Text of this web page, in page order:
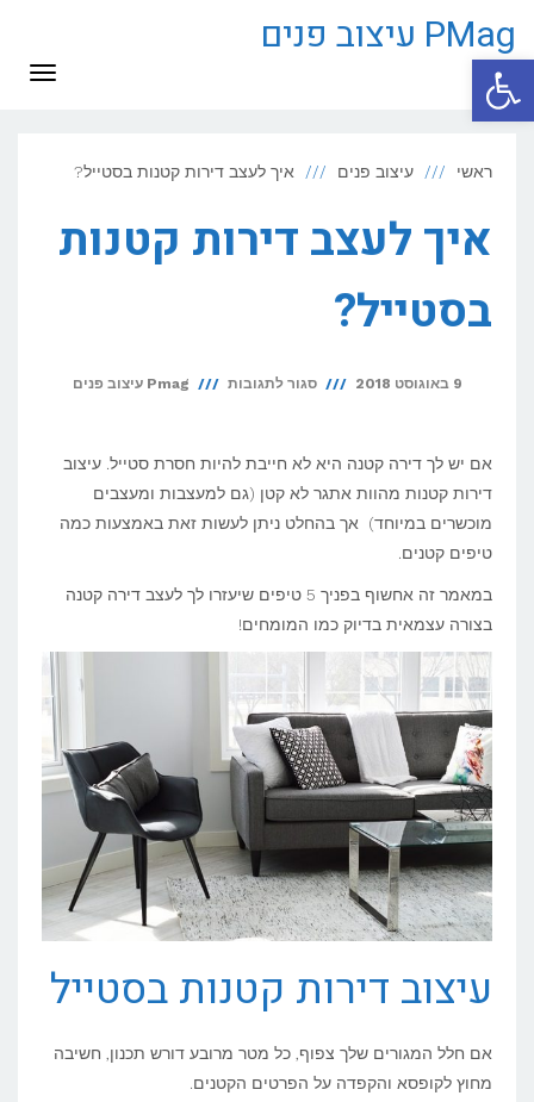
פתח סרגל נגישות
PMag עיצוב פנים
ראשי עיצוב פנים איך לעצב דירות קטנות בסטייל?
איך לעצב דירות קטנות
בסטייל?
9 באוגוסט 2018 סגור לתגובות על
דירות
קטנות
Pmag עיצוב פנים
אם יש לך דירה קטנה היא לא חייבת להיות חסרת סטייל. עיצוב
דירות קטנות מהוות אתגר לא קטן (גם למעצבות ומעצבים
מוכשרים במיוחד) אך בהחלט ניתן לעשות זאת באמצעות כמה
טיפים קטנים.
במאמר זה אחשוף בפניך 5 טיפים שיעזרו לך לעצב דירה קטנה
בצורה עצמאית בדיוק כמו המומחים!
עיצוב דירות קטנות בסטייל
אם חלל המגורים שלך צפוף, כל מטר מרובע דורש תכנון, חשיבה
מחוץ לקופסא והקפדה על הפרטים הקטנים.